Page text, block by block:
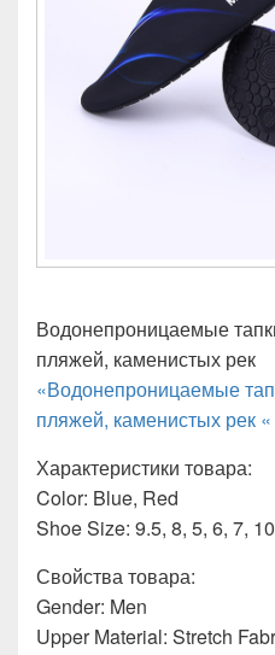
Водонепроницаемые
пляжей, каменистых рек
«Водонепроницаемые
пляжей, каменистых рек «
Характеристики товара:
Color: Blue, Red
Shoe Size: 9.5, 8, 5, 6, 7, 10
Свойства товара:
Gender: Men
Upper Material: Stretch